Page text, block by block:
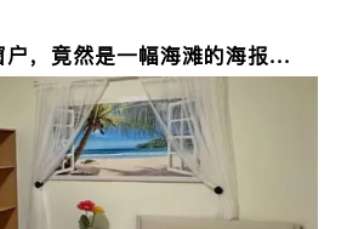
户，竟然是一幅海滩的海报...